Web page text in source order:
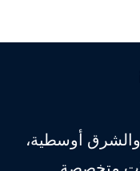
والشرق أوسطية،